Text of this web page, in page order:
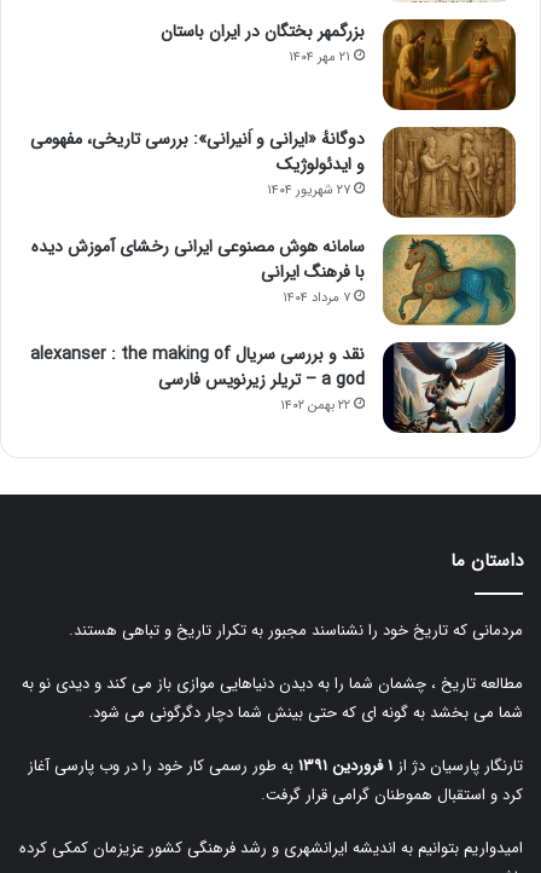
بزرگمهر بختگان در ایران باستان
۲۱ مهر ۱۴۰۴
دوگانهٔ «ایرانی و اَنیرانی»: بررسی تاریخی، مفهومی
و ایدئولوژیک
۲۷ شهریور ۱۴۰۴
سامانه هوش مصنوعی ایرانی رخشای آموزش دیده
با فرهنگ ایرانی
۷ مرداد ۱۴۰۴
نقد و بررسی سریال alexanser : the making of
a god – تریلر زیرنویس فارسی
۲۲ بهمن ۱۴۰۲
داستان ما
مردمانی که تاریخ خود را نشناسند مجبور به تکرار تاریخ و تباهی هستند.
مطالعه تاریخ ، چشمان شما را به دیدن دنیاهایی موازی باز می کند و دیدی نو به
شما می بخشد به گونه ای که حتی بینش شما دچار دگرگونی می شود.
تارنگار پارسیان دژ از ۱ فروردین ۱۳۹۱
به طور رسمی کار خود را در وب پارسی آغاز
کرد و استقبال هموطنان گرامی قرار گرفت.
امیدواریم بتوانیم به اندیشه ایرانشهری و رشد فرهنگی کشور عزیزمان کمکی کرده